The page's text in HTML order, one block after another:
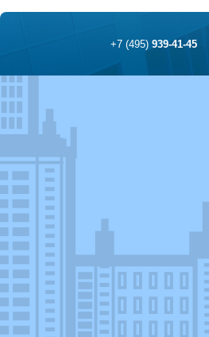
+7 (495)939-41-45